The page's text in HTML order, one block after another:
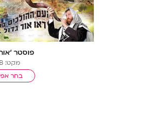
פוסטר
מקט: 1250B
בחר